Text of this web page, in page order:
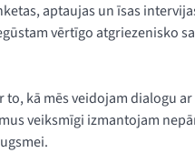
aptaujas un īsas
vērtīgo atgriezenisko
to, kā mēs veidojam dialogu
veiksmīgi izmantojam